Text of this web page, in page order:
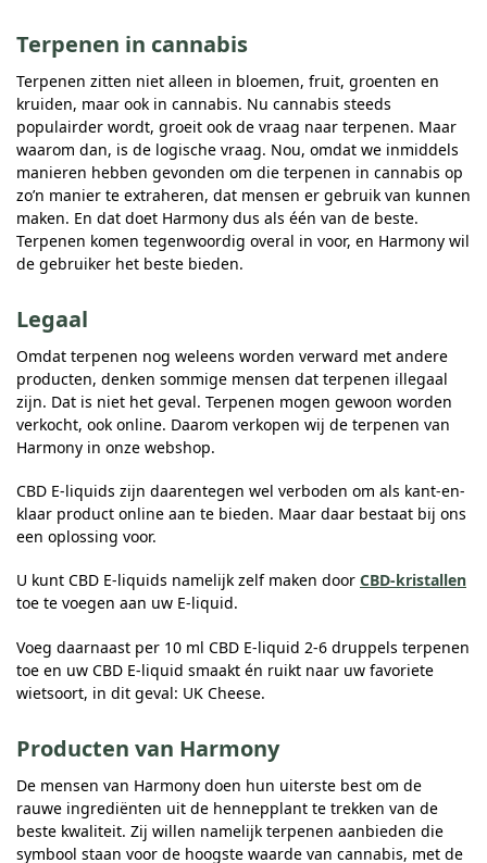
Terpenen in cannabis
Terpenen zitten niet alleen in bloemen, fruit, groenten en
kruiden, maar ook in cannabis. Nu cannabis steeds
populairder wordt, groeit ook de vraag naar terpenen. Maar
waarom dan, is de logische vraag. Nou, omdat we inmiddels
manieren hebben gevonden om die terpenen in cannabis op
zo’n manier te extraheren, dat mensen er gebruik van kunnen
maken. En dat doet Harmony dus als één van de beste.
Terpenen komen tegenwoordig overal in voor, en Harmony wil
de gebruiker het beste bieden.
Legaal
Omdat terpenen nog weleens worden verward met andere
producten, denken sommige mensen dat terpenen illegaal
zijn. Dat is niet het geval. Terpenen mogen gewoon worden
verkocht, ook online. Daarom verkopen wij de terpenen van
Harmony in onze webshop.
CBD E-liquids zijn daarentegen wel verboden om als kant-en-
klaar product online aan te bieden. Maar daar bestaat bij ons
een oplossing voor.
U kunt CBD E-liquids namelijk zelf maken door CBD-kristallen
toe te voegen aan uw E-liquid.
Voeg daarnaast per 10 ml CBD E-liquid 2-6 druppels terpenen
toe en uw CBD E-liquid smaakt én ruikt naar uw favoriete
wietsoort, in dit geval: UK Cheese.
Producten van Harmony
De mensen van Harmony doen hun uiterste best om de
rauwe ingrediënten uit de hennepplant te trekken van de
beste kwaliteit. Zij willen namelijk terpenen aanbieden die
symbool staan voor de hoogste waarde van cannabis, met de